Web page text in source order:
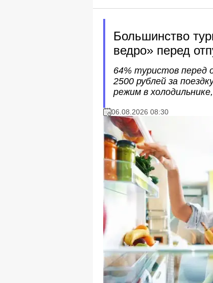
Большинство
ведро» перед
64% туристов перед
2500 рублей за
режим в
06.08.2026 08:30